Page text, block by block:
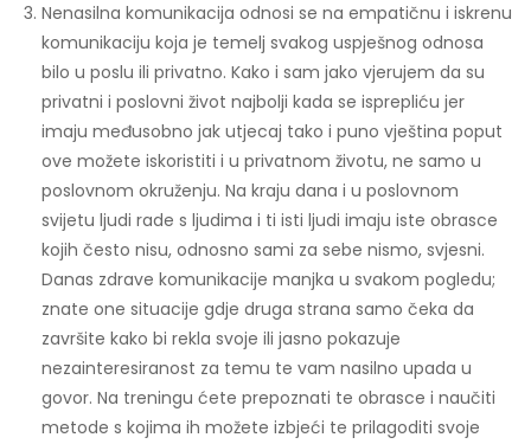
Nenasilna komunikacija odnosi se na empatičnu i iskrenu
komunikaciju koja je temelj svakog uspješnog odnosa
bilo u poslu ili privatno. Kako i sam jako vjerujem da su
privatni i poslovni život najbolji kada se isprepliću jer
imaju međusobno jak utjecaj tako i puno vještina poput
ove možete iskoristiti i u privatnom životu, ne samo u
poslovnom okruženju. Na kraju dana i u poslovnom
svijetu ljudi rade s ljudima i ti isti ljudi imaju iste obrasce
kojih često nisu, odnosno sami za sebe nismo, svjesni.
Danas zdrave komunikacije manjka u svakom pogledu;
znate one situacije gdje druga strana samo čeka da
završite kako bi rekla svoje ili jasno pokazuje
nezainteresiranost za temu te vam nasilno upada u
govor. Na treningu ćete prepoznati te obrasce i naučiti
metode s kojima ih možete izbjeći te prilagoditi svoje